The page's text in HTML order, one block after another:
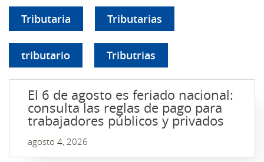
Tributaria Tributarias
tributario Tributrias
El 6 de agosto es feriado nacional:
consulta las reglas de pago para
trabajadores públicos y privados
agosto 4, 2026